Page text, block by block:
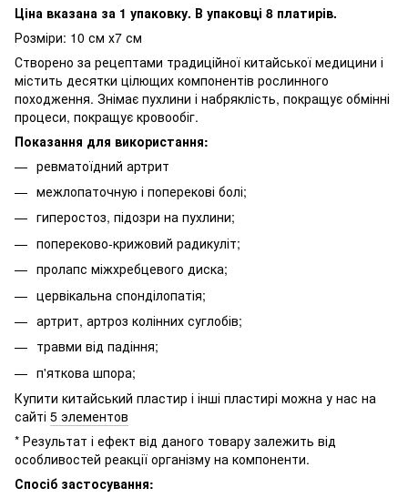
Ціна вказана за 1 упаковку. В упаковці 8 платирів.
Розміри: 10 см х7 см
Створено за рецептами традиційної китайської медицини і
містить десятки цілющих компонентів рослинного
походження. Знімає пухлини і набряклість, покращує обмінні
процеси, покращує кровообіг.
Показання для використання:
ревматоїдний артрит
межлопаточную і поперекові болі;
гиперостоз, підозри на пухлини;
попереково-крижовий радикуліт;
пролапс міжхребцевого диска;
цервікальна спонділопатія;
артрит, артроз колінних суглобів;
травми від падіння;
п'яткова шпора;
Купити китайський пластир і інші пластирі можна у нас на
сайті 5 элементов
* Результат і ефект від даного товару залежить від
особливостей реакції організму на компоненти.
Спосіб застосування: